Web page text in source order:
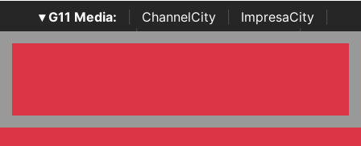
▾ G11 Media: ChannelCity ImpresaCity
SecurityOpenLab | Italian Channel Awards | Italian